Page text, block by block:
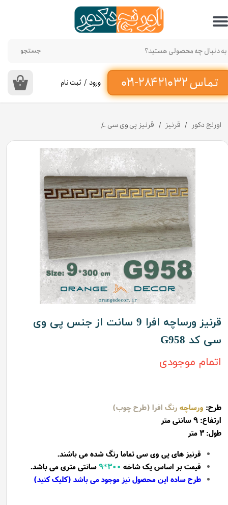
تماس ۳۲ ۲۱۰ ۲۸۴-۰۲۱‌
جستجو
۰ ورود / ثبت نام
حساب کاربری من
تغییر گذر واژه
سفارشات
خروج از حساب کاربری
اورنج دکور قرنیز قرنیز پی وی سی
قرنیز ورساچه افرا 9 سانت از جنس پی وی
سی کد G958
اتمام موجودی
طرح: ورساچه رنگ افرا (طرح چوب)
ارتفاع: 9 سانتی متر
طول: 3 متر
قرنیز های پی وی سی تماما رنگ شده می باشند.
قیمت بر اساس یک شاخه 300*9
سانتی متری می باشد.
طرح ساده این محصول نیز موجود می باشد (کلیک کنید)